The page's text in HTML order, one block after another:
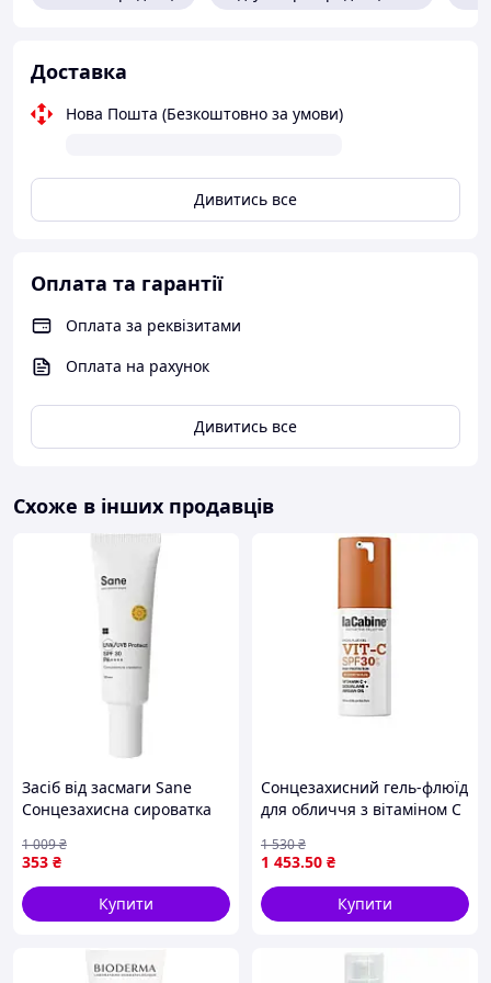
Доставка
Нова Пошта (Безкоштовно за умови)
Дивитись все
Оплата та гарантії
Оплата за реквізитами
Оплата на рахунок
Дивитись все
Схоже в інших продавців
Засіб від засмаги Sane
Сонцезахисна сироватка
(4820266832360)
353 ₴
1 009₴
Купити
Сонцезахисний гель-флюїд
для обличчя з вітаміном С
SPF30 LaCabine, 30 мл
1 453.50 ₴
1 530₴
Купити